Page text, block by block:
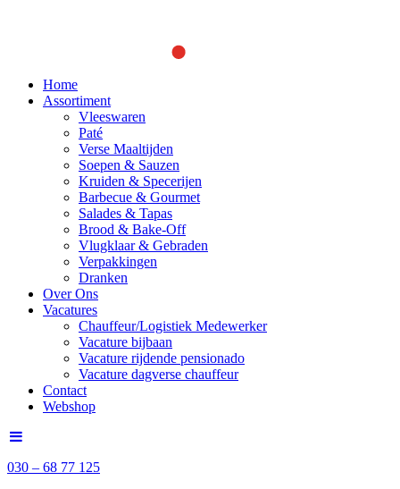
Home
Assortiment
Vleeswaren
Paté
Verse Maaltijden
Soepen & Sauzen
Kruiden & Specerijen
Barbecue & Gourmet
Salades & Tapas
Brood & Bake-Off
Vlugklaar & Gebraden
Verpakkingen
Dranken
Over Ons
Vacatures
Chauffeur/Logistiek Medewerker
Vacature bijbaan
Vacature rijdende pensionado
Vacature dagverse chauffeur
Contact
Webshop
030 – 68 77 125